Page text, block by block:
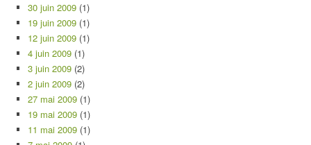
30 juin 2009 (1)
19 juin 2009 (1)
12 juin 2009 (1)
4 juin 2009 (1)
3 juin 2009 (2)
2 juin 2009 (2)
27 mai 2009 (1)
19 mai 2009 (1)
11 mai 2009 (1)